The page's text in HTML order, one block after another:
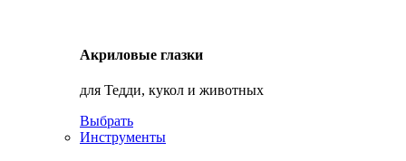
Акриловые глазки
для Тедди, кукол и животных
Выбрать
Инструменты